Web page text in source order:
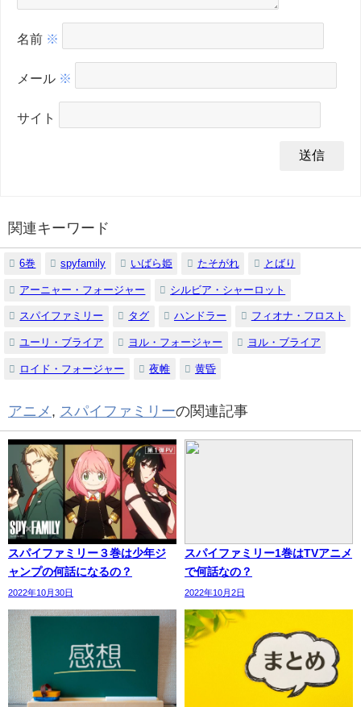
名前 ※
メール ※
サイト
関連キーワード
6巻 spyfamily いばら姫 たそがれ とばり
アーニャー・フォージャー シルビア・シャーロット
スパイファミリー タグ ハンドラー フィオナ・フロスト
ユーリ・ブライア ヨル・フォージャー ヨル・ブライア
ロイド・フォージャー 夜帷 黄昏
アニメ , スパイファミリーの関連記事
スパイファミリー３巻は少年ジ
ャンプの何話になるの？
2022年10月30日
スパイファミリー1巻はTVアニメ
で何話なの？
2022年10月2日